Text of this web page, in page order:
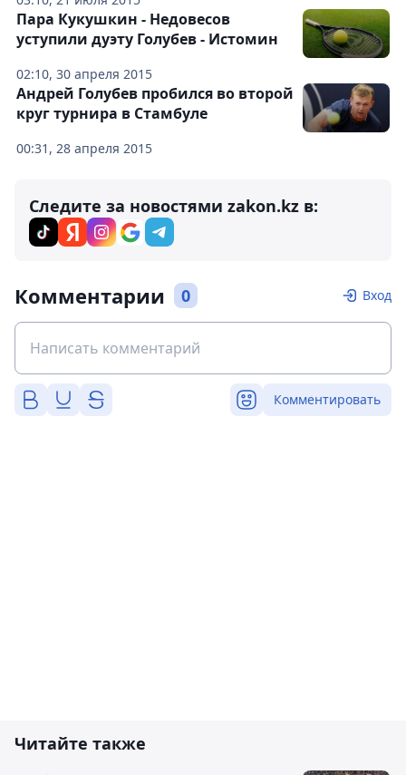
02:10, 30 апреля 2015
Пара Кукушкин - Недовесов
уступили дуэту Голубев - Истомин
00:31, 28 апреля 2015
Андрей Голубев пробился во второй
круг турнира в Стамбуле
Следите за новостями zakon.kz в:
Комментарии 0 Вход
Комментировать
Читайте также